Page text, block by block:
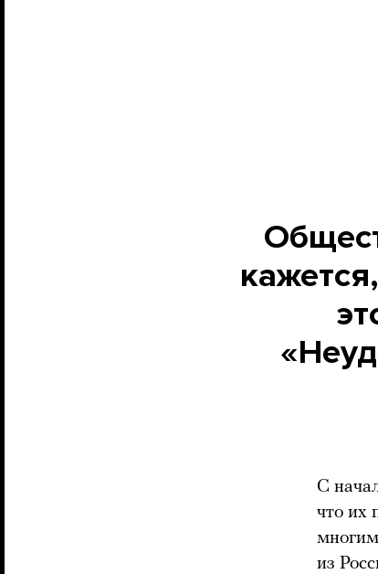
С
что их
из